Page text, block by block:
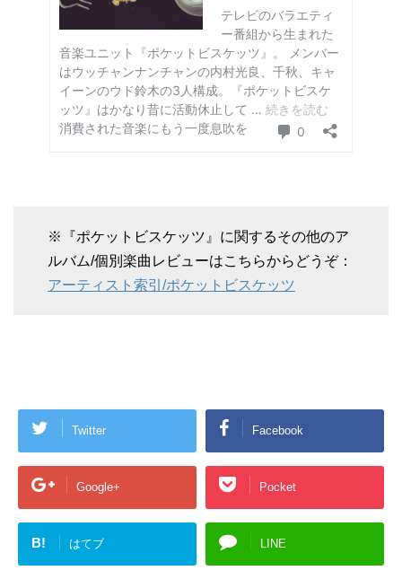
※『ポケットビスケッツ』に関するその他のア
ルバム/個別楽曲レビューはこちらからどうぞ：
アーティスト索引/ポケットビスケッツ
Twitter Facebook
Google+ Pocket
B! はてブ LINE